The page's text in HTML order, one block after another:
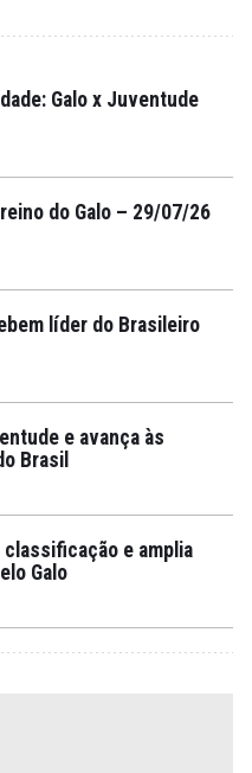
Galo x Juventude
do Galo – 29/07/26
líder do Brasileiro
e avança às
Brasil
classificação e amplia
Galo